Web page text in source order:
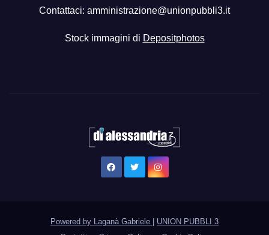
Contattaci: amministrazione@unionpubbli3.it
Stock immagini di Depositphotos
Powered by Laganà Gabriele
UNION PUBBLI 3